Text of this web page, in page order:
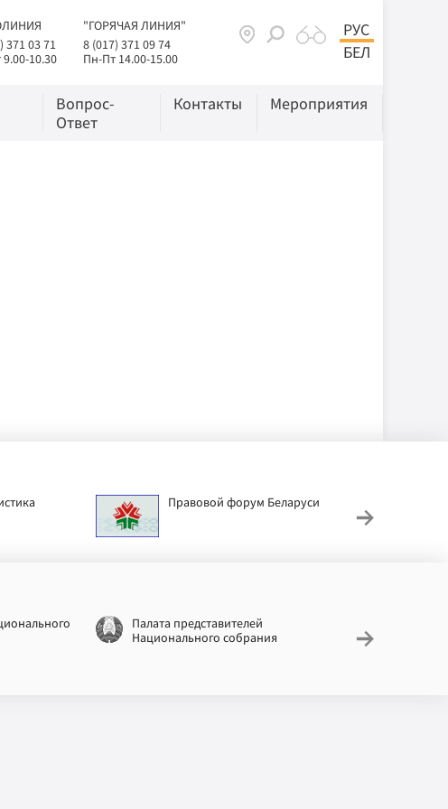
371 03 71
10.30
"ГОРЯЧАЯ ЛИНИЯ"
8 (017) 371 09 74
Пн-Пт 14.00-15.00
РУС
БЕЛ
Вопрос-
Ответ
Контакты Мероприятия
Правовой форум Беларуси
Палата представителей
Национального собрания